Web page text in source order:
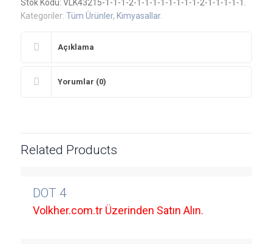
Stok Kodu: VLK43215-1-1-1-2-1-1-1-1-1-1-1-1-2-1-1-1-1-1
Kategoriler: Tüm Ürünler, Kimyasallar.
Açıklama
Yorumlar (0)
Related Products
DOT 4
Volkher.com.tr Üzerinden Satın Alın.